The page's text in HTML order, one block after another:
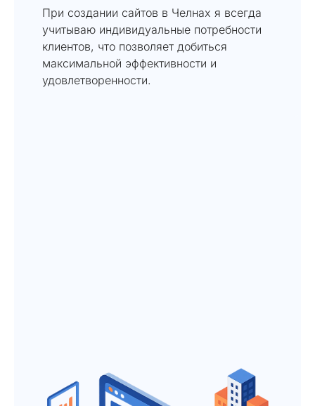
При создании сайтов в Челнах я всегда
учитываю индивидуальные потребности
клиентов, что позволяет добиться
максимальной эффективности и
удовлетворенности.